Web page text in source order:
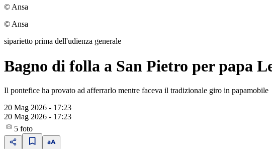
© Ansa
© Ansa
siparietto prima dell'udienza generale
Bagno di folla a San Pietro per papa
Il pontefice ha provato ad afferrarlo mentre faceva il tradizionale giro in papamobile
20 Mag 2026 - 17:23
20 Mag 2026 - 17:23
5 foto